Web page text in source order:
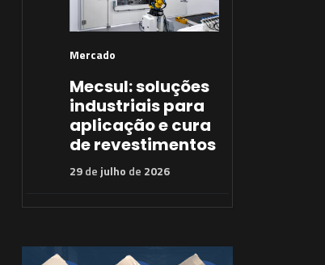
Mercado
Mecsul: soluções
industriais para
aplicação e cura
de revestimentos
29de julho de 2026